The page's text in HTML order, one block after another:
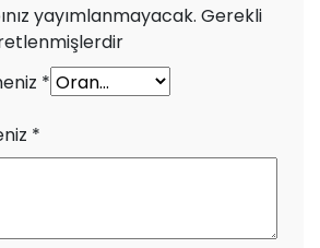
yayımlanmayacak. Gerekli
*
*